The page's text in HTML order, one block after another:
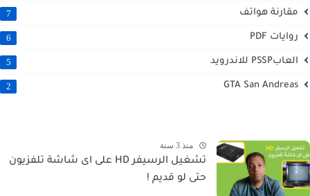
مقارنة هواتف 7
روايات PDF 6
العابPSSP للاندرويد 5
GTA San Andreas
2
منذ 3 سنة
تشغيل الرسيفر HD على اى شاشة تلفزيون
حتى لو قديم !